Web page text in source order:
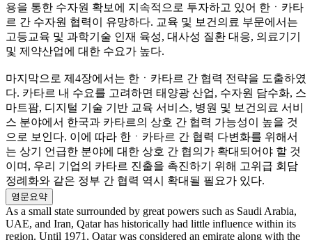
용을 통한 수자원 확보에 지속적으로 투자하고 있어 한ㆍ카타
르 간 수자원 협력이 유망하다. 교육 및 보건의료 부문에서는
고등교육 및 과학기술 인재 육성, 대사성 질환 대응, 의료기기
및 제약산업에 대한 수요가 높다.
마지막으로 제4장에서는 한ㆍ카타르 간 협력 전략을 도출하였
다. 카타르 내 수요를 고려하면 태양광 산업, 수자원 담수화, 스
마트팜, 디지털 기술 기반 교육 서비스, 병원 및 보건의료 서비
스 분야에서 한국과 카타르의 상호 간 협력 가능성이 높을 것
으로 보인다. 이에 따라 한ㆍ카타르 간 협력 다변화를 위해서
는 상기 언급한 분야에 대한 상호 간 협의가 확대되어야 할 것
이며, 우리 기업의 카타르 진출을 촉진하기 위해 고위급 회담
정례화와 같은 정부 간 협력 역시 확대될 필요가 있다.
영문요약
As a small state surrounded by great powers such as Saudi Arabia,
UAE, and Iran, Qatar has historically had little influence within its
region. Until 1971, Qatar was considered an emirate along with the